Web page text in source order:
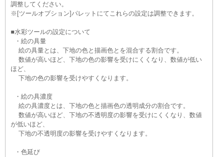
調整してください。
※[ツールオプション]パレットにてこれらの設定は調整できます。
■水彩ツールの設定について
・絵の具量
絵の具量とは、下地の色と描画色とを混合する割合です。
数値が高いほど、下地の色の影響を受けにくくなり、数値が低い
ほど、
下地の色の影響を受けやすくなります。
・絵の具濃度
絵の具濃度とは、下地の色と描画色の透明成分の割合です。
数値が高いほど、下地の不透明度の影響を受けにくくなり、数値
が低いほど、
下地の不透明度の影響を受けやすくなります。
・色延び